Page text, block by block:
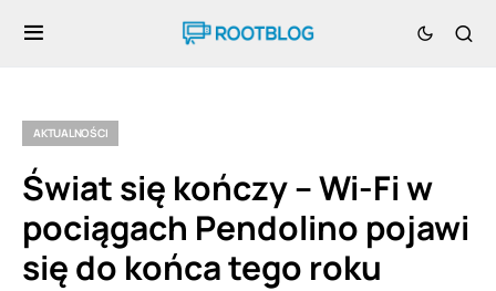
AKTUALNOŚCI
Świat się kończy – Wi-Fi w
pociągach Pendolino pojawi
się do końca tego roku